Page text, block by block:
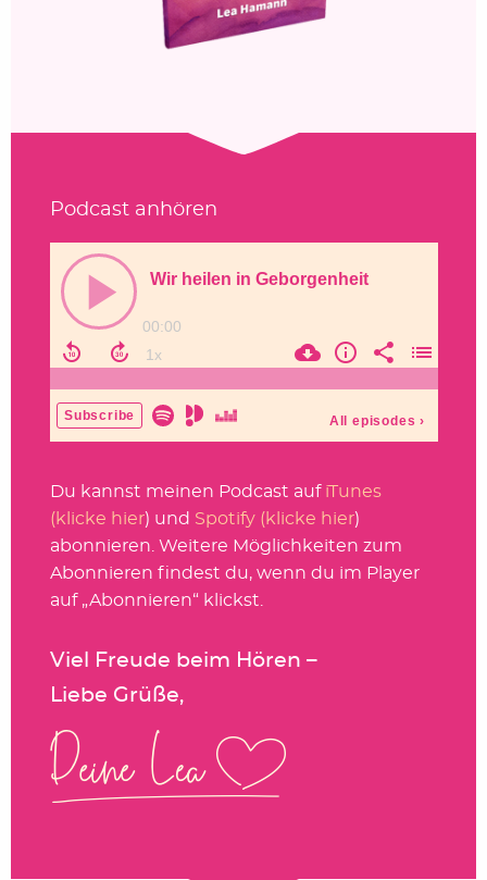
Podcast anhören
Du kannst meinen Podcast auf iTunes
(klicke hier) und Spotify (klicke hier)
abonnieren. Weitere Möglichkeiten zum
Abonnieren findest du, wenn du im Player
auf „Abonnieren“ klickst.
Viel Freude beim Hören –
Liebe Grüße,